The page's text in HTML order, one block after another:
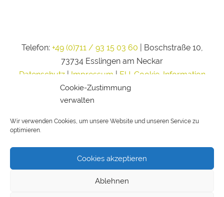
Cookie-Zustimmung
verwalten
Wir verwenden Cookies, um unsere Website und unseren Service zu
optimieren.
Cookies akzeptieren
Ablehnen
Telefon: +49 (0)711 / 93 15 03 60 | Boschstraße 10,
73734 Esslingen am Neckar
Datenschutz| Impressum | EU-Cookie-Information